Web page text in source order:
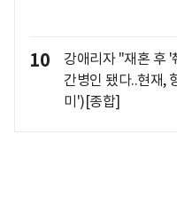
10
강애리자 "재혼 후
간병인 됐다..현재,
미')[종합]